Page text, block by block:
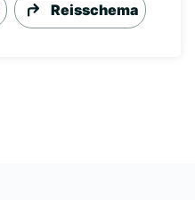
Reisschema